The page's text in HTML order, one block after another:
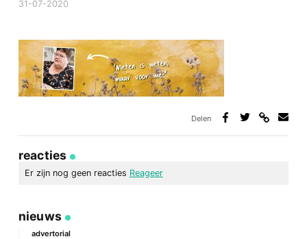
31-07-2020
Delen
reacties
Er zijn nog geen reacties Reageer
Je e-mailadres wordt niet gepubliceerd.
gemarkeerd met
nieuws
advertorial